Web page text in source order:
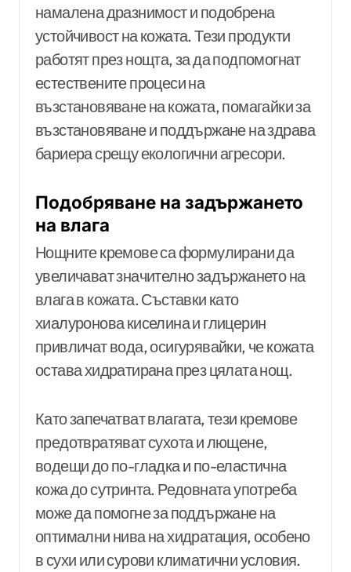
намалена дразнимост и подобрена
устойчивост на кожата. Тези продукти
работят през нощта, за да подпомогнат
естествените процеси на
възстановяване на кожата, помагайки за
възстановяване и поддържане на здрава
бариера срещу екологични агресори.
Подобряване на задържането
на влага
Нощните кремове са формулирани да
увеличават значително задържането на
влага в кожата. Съставки като
хиалуронова киселина и глицерин
привличат вода, осигурявайки, че кожата
остава хидратирана през цялата нощ.
Като запечатват влагата, тези кремове
предотвратяват сухота и лющене,
водещи до по-гладка и по-еластична
кожа до сутринта. Редовната употреба
може да помогне за поддържане на
оптимални нива на хидратация, особено
в сухи или сурови климатични условия.